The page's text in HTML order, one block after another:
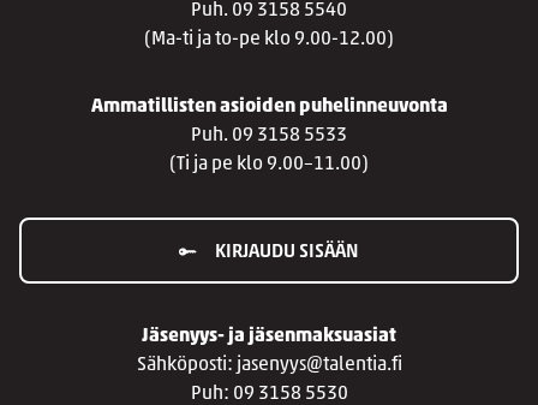
Puh. 09 3158 5540
(Ma-ti ja to-pe klo 9.00-12.00)
Ammatillisten asioiden puhelinneuvonta
Puh. 09 3158 5533
(Ti ja pe klo 9.00–11.00)
KIRJAUDU SISÄÄN
Jäsenyys- ja jäsenmaksuasiat
Sähköposti: jasenyys@talentia.fi
Puh: 09 3158 5530